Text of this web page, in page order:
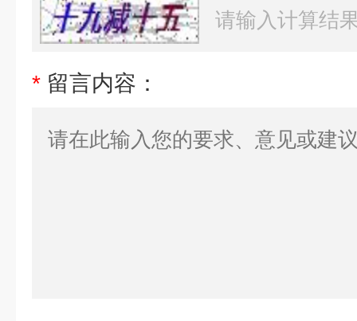
* 留言内容：